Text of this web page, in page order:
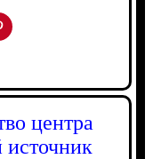
центра